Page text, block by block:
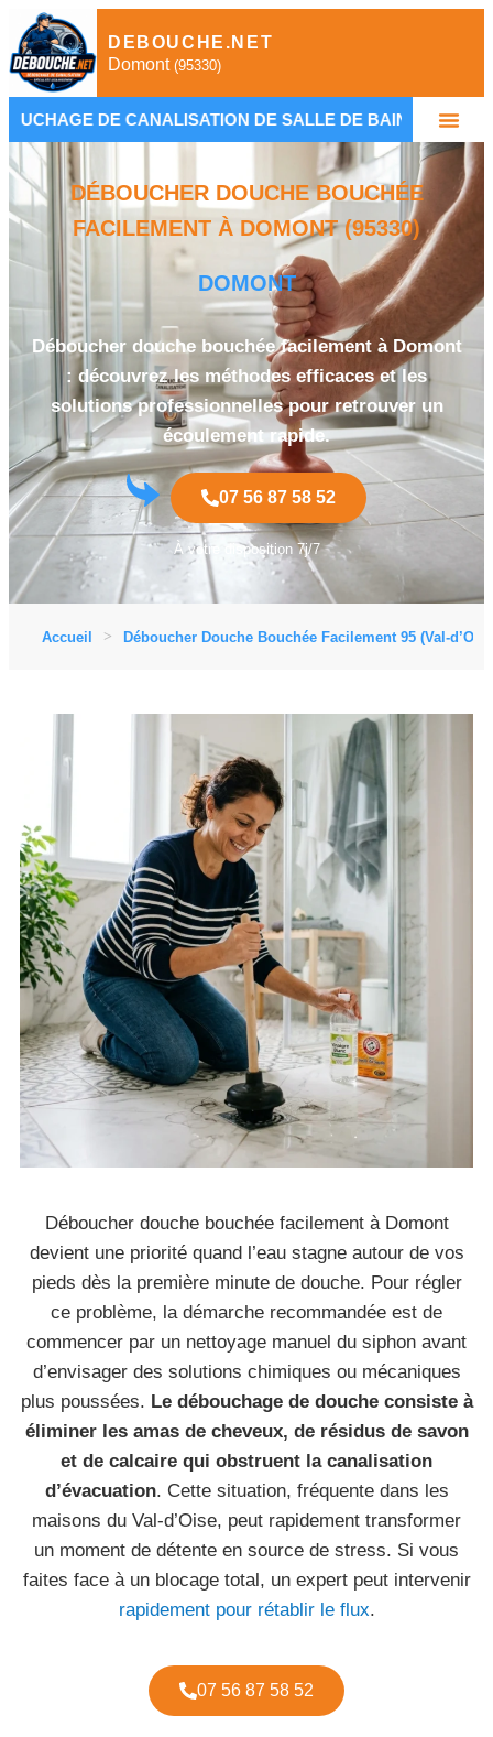
DEBOUCHE.NET
Domont (95330)
CANALISATION DE SALLE DE BAIN • PLOMBIER
DÉBOUCHER DOUCHE BOUCHÉE
FACILEMENT À DOMONT (95330)
DOMONT
Déboucher douche bouchée facilement à Domont
: découvrez les méthodes efficaces et les
solutions professionnelles pour retrouver un
écoulement rapide.
07 56 87 58 52
À votre disposition 7j/7
Accueil Déboucher Douche Bouchée Facilement 95 (Val-
Déboucher douche bouchée facilement à Domont
devient une priorité quand l’eau stagne autour de vos
pieds dès la première minute de douche. Pour régler
ce problème, la démarche recommandée est de
commencer par un nettoyage manuel du siphon avant
d’envisager des solutions chimiques ou mécaniques
plus poussées. Le débouchage de douche consiste à
éliminer les amas de cheveux, de résidus de savon
et de calcaire qui obstruent la canalisation
d’évacuation. Cette situation, fréquente dans les
maisons du Val-d’Oise, peut rapidement transformer
un moment de détente en source de stress. Si vous
faites face à un blocage total, un expert peut intervenir
rapidement pour rétablir le flux.
07 56 87 58 52